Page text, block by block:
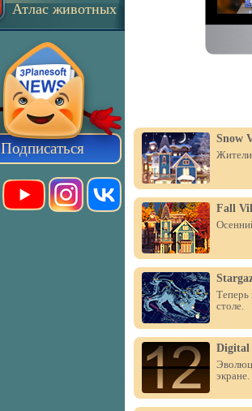
Атлас животных
Подписаться
Snow
Жители
Fall
Теперь
столе.
Digital
экране.